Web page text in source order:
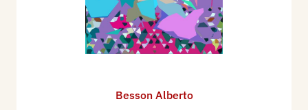
Besson Alberto